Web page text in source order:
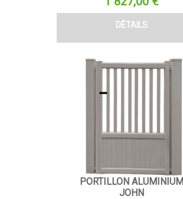
DÉTAILS
PORTILLON ALUMINIUM
JOHN